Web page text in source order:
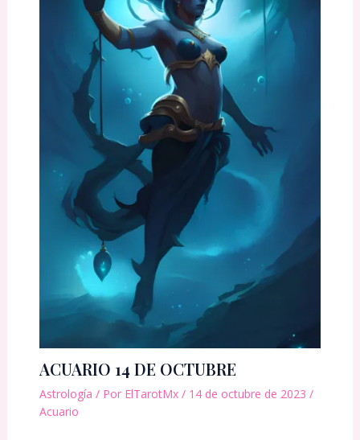
ACUARIO 14 DE OCTUBRE
Astrología / Por ElTarotMx / 14 de octubre de 2023 /
Acuario